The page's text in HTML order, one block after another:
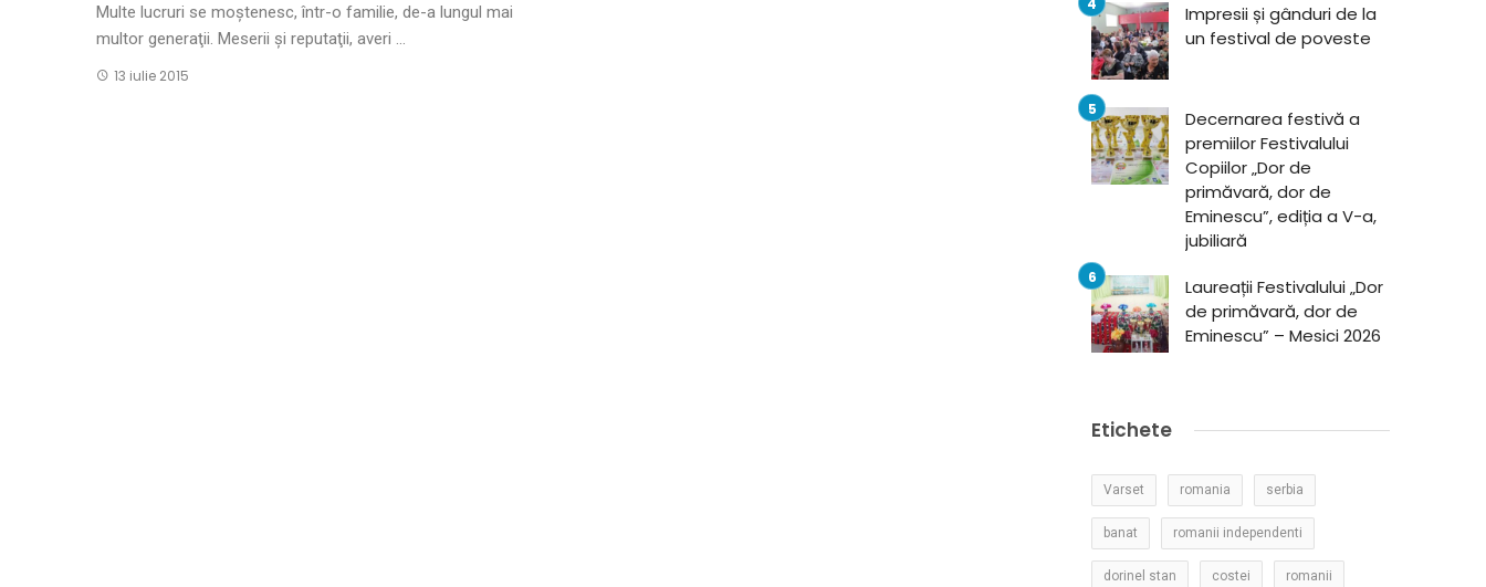
Multe lucruri se moştenesc, într-o familie, de-a lungul mai
multor generaţii. Meserii şi reputaţii, averi ...
13 iulie 2015
Impresii și gânduri de la
un festival de poveste
Decernarea festivă a
premiilor Festivalului
Copiilor „Dor de
primăvară, dor de
Eminescu”, ediția a V-a,
jubiliară
Laureații Festivalului „Dor
de primăvară, dor de
Eminescu” – Mesici 2026
Etichete
Varset romania serbia
banat romanii independenti
dorinel stan costei romanii